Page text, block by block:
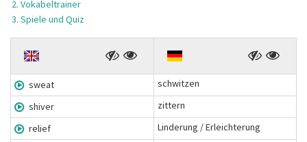
Vokabeltrainer
Spiele und Quiz
sweat
schwitzen
shiver
zittern
relief
Linderung / Erleichterung